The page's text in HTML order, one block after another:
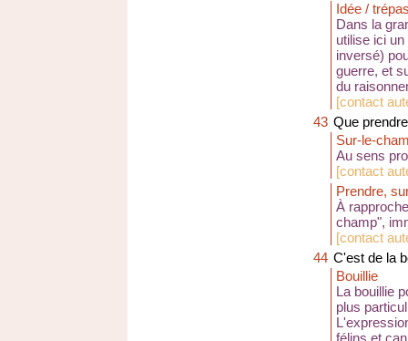
Idée /
Dans la
utilise ici
inversé)
guerre, et
du
[contact
43 Que
Sur-le-
Au sens
[contact
Prendre,
À
champ",
[contact
44 C'est de la
Bouillie
La bouillie
plus
félins et